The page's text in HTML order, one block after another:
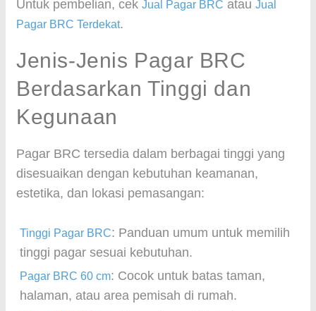
Untuk pembelian, cek Jual Pagar BRC atau Jual
Pagar BRC Terdekat.
Jenis-Jenis Pagar BRC
Berdasarkan Tinggi dan
Kegunaan
Pagar BRC tersedia dalam berbagai tinggi yang
disesuaikan dengan kebutuhan keamanan,
estetika, dan lokasi pemasangan:
Tinggi Pagar BRC: Panduan umum untuk memilih
tinggi pagar sesuai kebutuhan.
Pagar BRC 60 cm: Cocok untuk batas taman,
halaman, atau area pemisah di rumah.